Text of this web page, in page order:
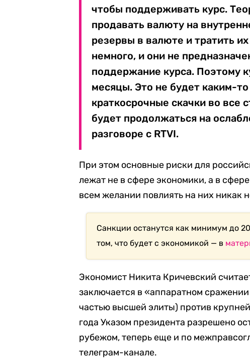
чтобы поддерживать курс.
продавать валюту на
резервы в валюте и тратить
немного, и они не
поддержание курса. Поэтому
месяцы. Это не будет каким-
краткосрочные скачки во все
будет продолжаться на
разговоре с RTVI.
При этом основные риски для
лежат не в сфере экономики, а в
всем желании повлиять на них никак
Санкции останутся как минимум до
том, что будет с экономикой — в
Экономист Никита Кричевский
заключается в «аппаратном
частью высшей элиты) против
года Указом президента разрешено
рубежом, теперь еще и по
телеграм-канале.